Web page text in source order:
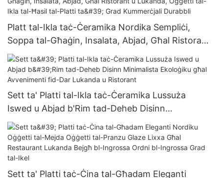
Platt tal-Ikla taċ-Ċeramika Nordika Sempliċi,
Soppa tal-Għaġin, Insalata, Abjad, Għal Ristorant
u Lukanda, Oġġetti tal-Ikla tal-Ħasil ​​tal-Platti ta'
Grad Kummerċjali Durabbli
Sett ta' Platti tal-Ikla taċ-Ċeramika Lussuża
Iswed u Abjad b'Rim tad-Deheb Disinn
Minimalista Ekoloġiku għal Avvenimenti fid-Dar
Lukanda u Ristorant
Sett ta' Platti taċ-Ċina tal-Għadam Eleganti